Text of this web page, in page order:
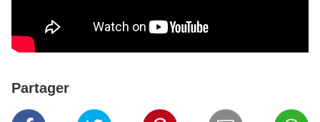
Partager